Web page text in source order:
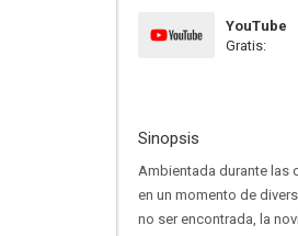
YouTube
Gratis:
Sinopsis
Ambientada durante las
en un momento de
no ser encontrada, la